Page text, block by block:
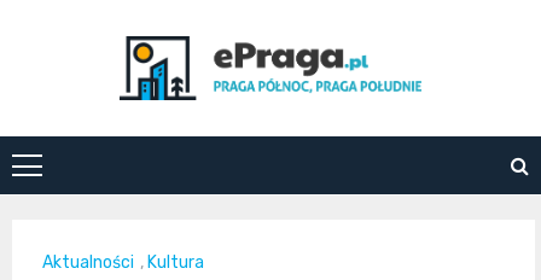
ePraga.pl
Aktualności , Kultura